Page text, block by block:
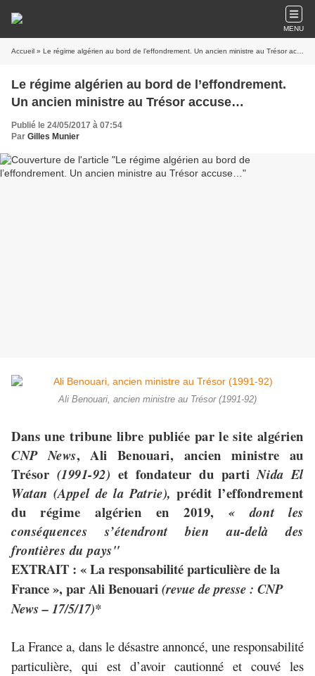
MENU
Accueil » Le régime algérien au bord de l’effondrement. Un ancien ministre au Trésor accuse…
Le régime algérien au bord de l’effondrement.
Un ancien ministre au Trésor accuse…
Publié le 24/05/2017 à 07:54
Par Gilles Munier
Ali Benouari, ancien ministre au Trésor (1991-92)
Dans une tribune libre publiée par le site algérien
CNP News, Ali Benouari, ancien ministre au
Trésor (1991-92) et fondateur du partiNida El
Watan (Appel de la Patrie), prédit l’effondrement
du régime algérien en 2019,« dont les
conséquences s’étendront bien au-delà des
frontières du pays"
EXTRAIT : «La responsabilité particulière de la
France », par Ali Benouari(revue de presse : CNP
News – 17/5/17)*
La France a, dans le désastre annoncé, une responsabilité
particulière, qui est d’avoir cautionné et couvé les